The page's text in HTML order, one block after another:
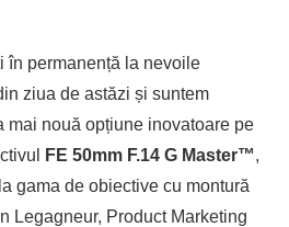
în permanență la nevoile
ziua de astăzi și suntem
mai nouă opțiune inovatoare pe
FE 50mm F.14 G Master™,
gama de obiective cu montură
Legagneur, Product Marketing